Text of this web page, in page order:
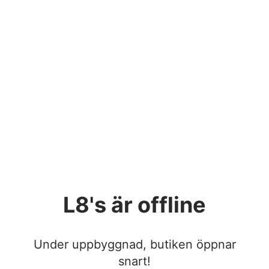
L8's är offline
Under uppbyggnad, butiken öppnar
snart!